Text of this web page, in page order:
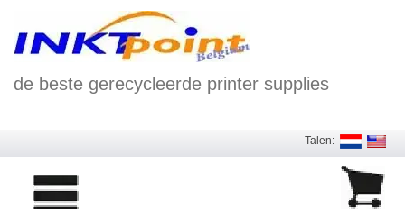
de beste gerecycleerde printer supplies
Talen: